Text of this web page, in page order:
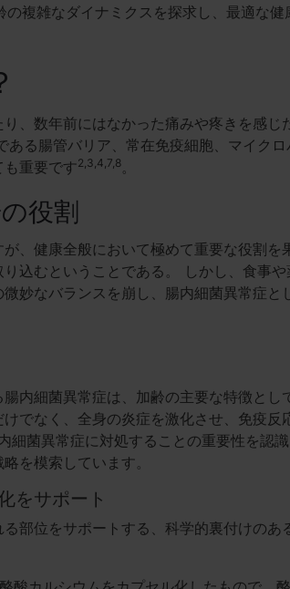
の複雑なダイナミクスを探求し、最適な
、数年前にはなかった痛みや疼きを感じ
ある腸管バリア、常在免疫細胞、マイク
重要です2,3,4,7,8。
役割
、健康全般において極めて重要な役割を
込むということである。 しかし、食事
妙なバランスを崩し、腸内細菌異常症と
内細菌異常症は、加齢の主要な特徴とし
でなく、全身の炎症を激化させ、免疫反
細菌異常症に対処することの重要性を認
を模索しています。
をサポート
部位をサポートする、科学的裏付けのあ